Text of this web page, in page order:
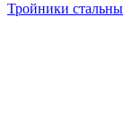
Тройники